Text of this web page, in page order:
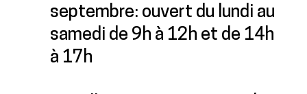
septembre: ouvert du lundi au
samedi de 9h à 12h et de 14h
à 17h